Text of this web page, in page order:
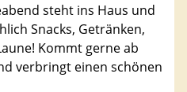
steht ins Haus und
Snacks, Getränken,
Kommt gerne ab
verbringt einen schönen